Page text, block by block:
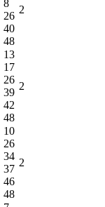
8
26
40
48
2
13
17
26
39
42
48
2
10
26
34
37
46
48
2